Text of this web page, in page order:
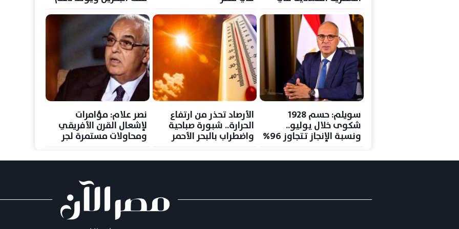
سويلم: حسم 1928
شكوى خلال يوليو..
ونسبة الإنجاز تتجاوز 96%
الأرصاد تحذر من ارتفاع
الحرارة.. شبورة صباحية
واضطراب بالبحر الأحمر
نصر علام: مؤامرات
لإشعال القرن الأفريقي
ومحاولات مستمرة لجر